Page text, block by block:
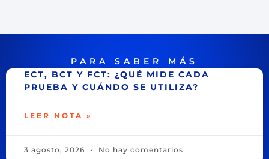
PARA SABER MÁS
ECT, BCT Y FCT: ¿QUÉ MIDE CADA
PRUEBA Y CUÁNDO SE UTILIZA?
LEER NOTA »
3 agosto, 2026 No hay comentarios